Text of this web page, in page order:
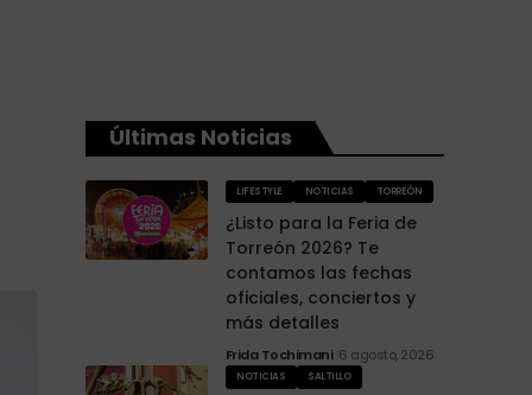
Últimas Noticias
LIFESTYLE NOTICIAS TORREÓN
¿Listo para la Feria de
Torreón 2026? Te
contamos las fechas
oficiales, conciertos y
más detalles
Frida Tochimani 6 agosto, 2026
NOTICIAS SALTILLO